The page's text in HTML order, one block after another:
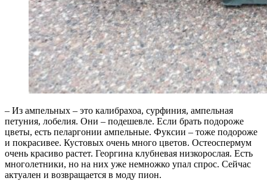
– Из ампельных – это калибрахоа, сурфиния, ампельная
петуния, лобелия. Они – подешевле. Если брать подороже
цветы, есть пеларгонии ампельные. Фуксии – тоже подороже
и покрасивее. Кустовых очень много цветов. Остеоспермум
очень красиво растет. Георгина клубневая низкорослая. Есть
многолетники, но на них уже немножко упал спрос. Сейчас
актуален и возвращается в моду пион.